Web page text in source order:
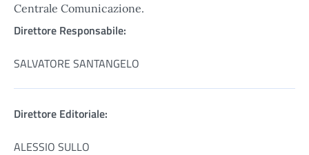
Centrale Comunicazione.
Direttore Responsabile:
SALVATORE SANTANGELO
Direttore Editoriale:
ALESSIO SULLO